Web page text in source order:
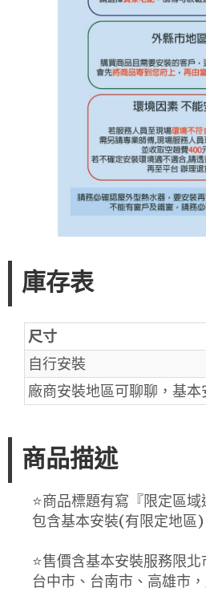
庫存表
尺寸
自行安裝
廠商安裝地區可聊聊，基
商品描述
⭐️商品標題有寫『限定區
包含基本安裝(有限定地區
⭐️售價含基本安裝服務限
台中市、台南市、高雄市